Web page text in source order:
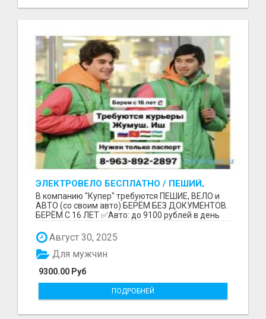
ЭЛЕКТРОВЕЛО БЕСПЛАТНО / ПЕШИЙ,
ВЕЛО, АВТО / БЕРЕМ БЕЗ ДОКУМЕНТОВ /
ЛЮБОЙ РАЙОН / С 16 ЛЕТ
В компанию "Купер" требуются ПЕШИЕ, ВЕЛО и
АВТО (со своим авто) БЕРЁМ БЕЗ ДОКУМЕНТОВ.
БЕРЁМ С 16 ЛЕТ ✅Авто: до 9100 рублей в день
Август 30, 2025
9300.00 Руб
Для мужчин
ПОДРОБНЕЙ